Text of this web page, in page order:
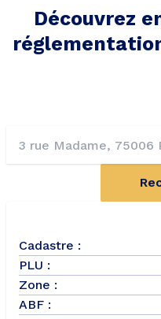
Découvrez
Cadastre :
PLU :
Zone :
ABF :